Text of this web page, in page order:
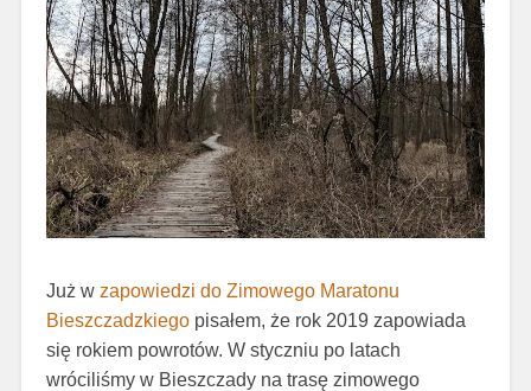
Już w zapowiedzi do Zimowego Maratonu
Bieszczadzkiego pisałem, żerok 2019 zapowiada
się rokiem powrotów. W styczniu po latach
wróciliśmy w Bieszczady na trasę zimowego